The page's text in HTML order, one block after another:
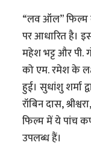
“लव ऑल” फिल्म
पर आधारित है।
महेश भट्ट और पी.
को एम. रमेश के
हुई। सुधांशु शर्मा
रॉबिन दास,
फिल्म में ये पांच
उपलब्ध हैं।